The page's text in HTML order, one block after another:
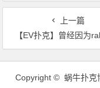
上一篇
【EV扑克】曾经因为rake喷丹牛的Doug Polk，现在自家的扑克室被投诉
文
Copyright © 蜗牛扑克